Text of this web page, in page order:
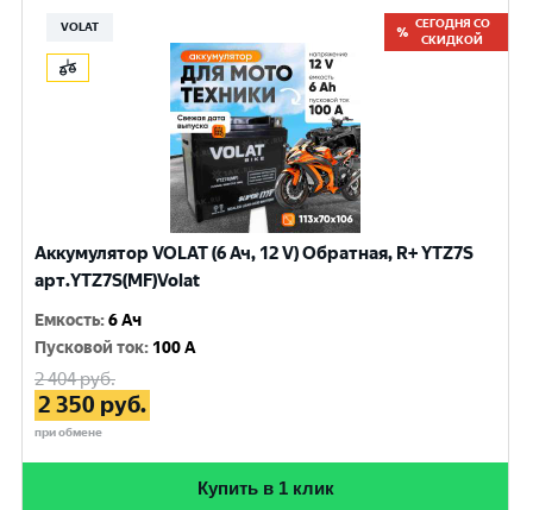
VOLAT
СЕГОДНЯ СО
СКИДКОЙ
Аккумулятор VOLAT (6 Ач, 12 V) Обратная, R+ YTZ7S
арт.YTZ7S(MF)Volat
Емкость:6 Ач
Пусковой ток: 100 A
2 404руб.
2 350 руб.
при обмене
Купить в 1 клик